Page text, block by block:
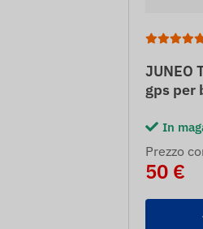
JUNEO
gps per
In
Prezzo
50 €